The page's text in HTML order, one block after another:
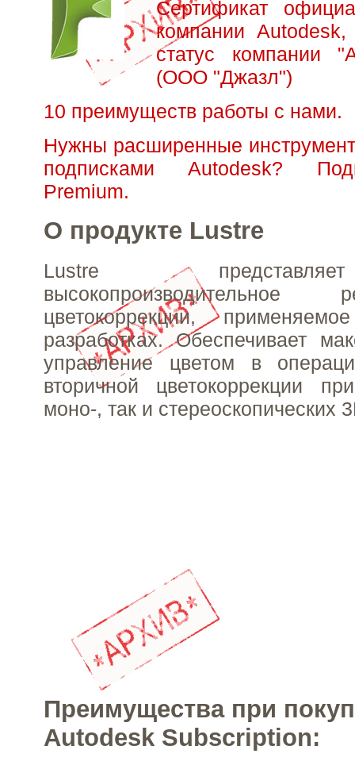
Сертификат
компании
статус компании
(ООО "Джазл")
10 преимуществ работы с нами.
Нужны расширенные
подписками Autodesk?
Premium.
О продукте Lustre
Lustre
цветокоррекции,
разработках. Обеспечивает
управление цветом в
вторичной цветокоррекции
моно-, так и стереоскопических
Преимущества при
Autodesk Subscription: